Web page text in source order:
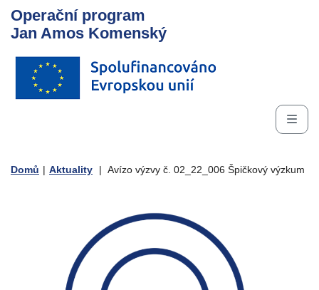
Operační program
Jan Amos Komenský
Domů | Aktuality | Avízo výzvy č. 02_22_006 Špičkový výzkum